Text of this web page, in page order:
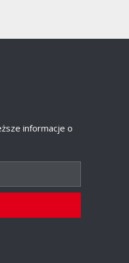
informacje o